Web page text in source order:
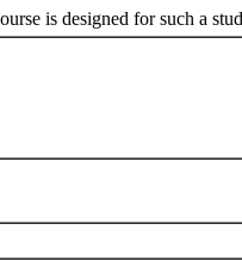
is designed for such a